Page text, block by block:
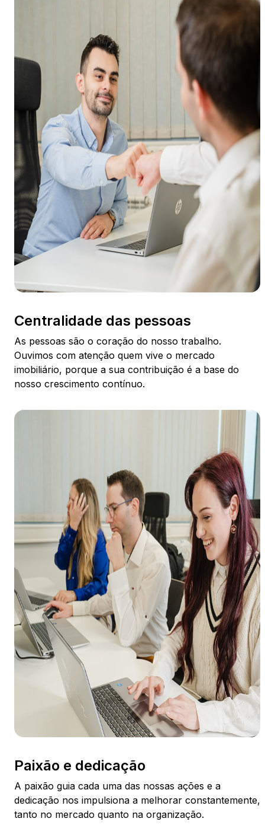
Centralidade das pessoas
As pessoas são o coração do nosso trabalho.
Ouvimos com atenção quem vive o mercado
imobiliário, porque a sua contribuição é a base do
nosso crescimento contínuo.
Paixão e dedicação
A paixão guia cada uma das nossas ações e a
dedicação nos impulsiona a melhorar constantemente,
tanto no mercado quanto na organização.